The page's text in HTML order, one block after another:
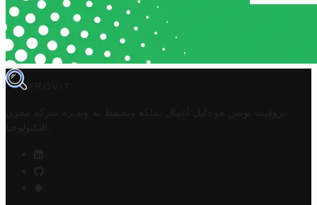
TROVIT
تروفيت تونس هو دليل أعمال تملكه وتحتفظ به وتديره
شركة مخزن
التكنولوجيا